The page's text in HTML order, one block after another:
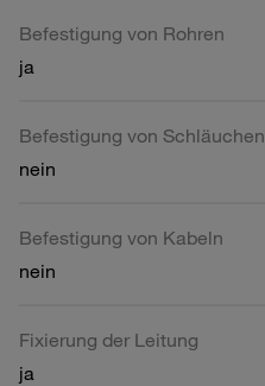
Befestigung von Rohren
ja
Befestigung von Schläuchen
nein
Befestigung von Kabeln
nein
Fixierung der Leitung
ja